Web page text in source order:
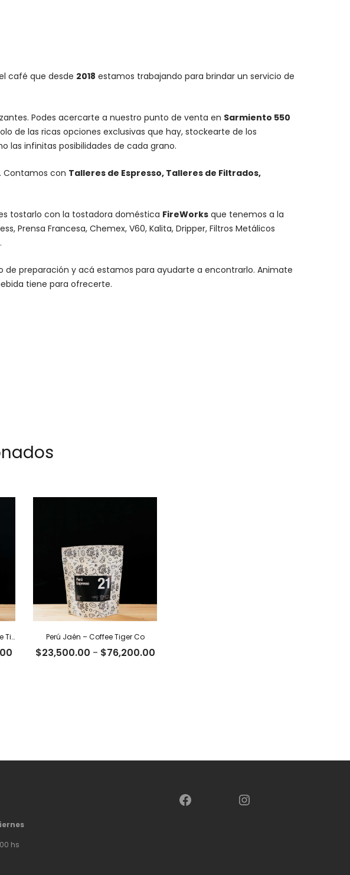
café que desde 2018 estamos trabajando para brindar un servicio de
Podes acercarte a nuestro punto de venta en Sarmiento 550
de las ricas opciones exclusivas que hay, stockearte de los
las infinitas posibilidades de cada grano.
Contamos con Talleres de Espresso, Talleres de Filtrados,
tostarlo con la tostadora doméstica FireWorks que tenemos a la
, Prensa Francesa, Chemex, V60, Kalita, Dripper, Filtros Metálicos
preparación y acá estamos para ayudarte a encontrarlo. Animate
tiene para ofrecerte.
Brasil Santos Bourbon – Coffee Tiger Co
Rango
Perú Jaén – Coffee Tiger Co
$23,500.00 - $76,200.00Rango
hs
Facebook Instagram